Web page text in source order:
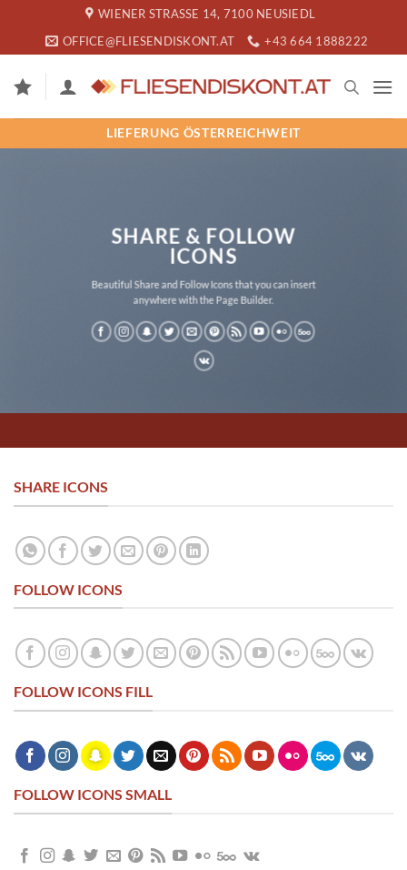
springen
WIENER STRASSE 14, 7100 NEUSIEDL
OFFICE@FLIESENDISKONT.AT
+43 664 1888222
LIEFERUNG ÖSTERREICHWEIT
SHARE & FOLLOW
ICONS
Beautiful Share and Follow Icons that you can insert
anywhere with the Page Builder.
SHARE ICONS
FOLLOW ICONS
FOLLOW ICONS FILL
FOLLOW ICONS SMALL